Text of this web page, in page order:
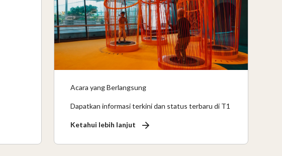
Acara yang Berlangsung
Dapatkan informasi terkini dan status terbaru di T1
Ketahui lebih lanjut